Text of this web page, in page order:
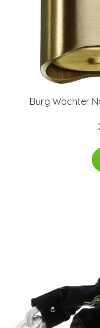
Burg Wächter